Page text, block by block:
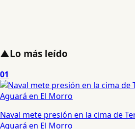
▲Lo más leído
01
Naval mete presión en la cima de
Aguará en El Morro